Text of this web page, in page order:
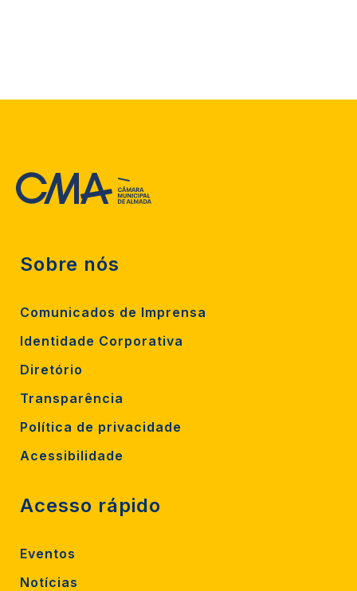
Sobre nós
Comunicados de Imprensa
Identidade Corporativa
Diretório
Transparência
Política de privacidade
Acessibilidade
Acesso rápido
Eventos
Notícias